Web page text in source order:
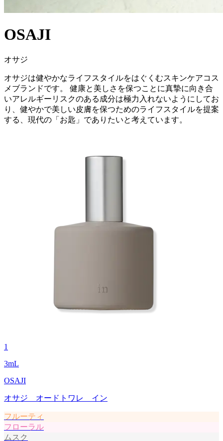
OSAJI
オサジ
オサジは健やかなライフスタイルをはぐくむスキンケアコス
メブランドです。 健康と美しさを保つことに真摯に向き合
いアレルギーリスクのある成分は極力入れないようにしてお
り、健やかで美しい皮膚を保つためのライフスタイルを提案
する、現代の「お匙」でありたいと考えています。
1
3mL
OSAJI
オサジ オードトワレ イン
フルーティ
フローラル
ムスク